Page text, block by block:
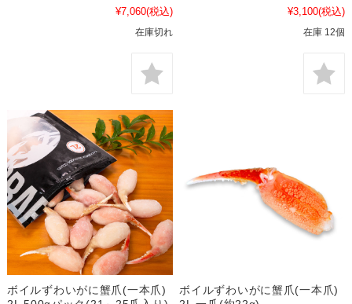
¥7,060(税込)
在庫切れ
¥3,100(税込)
在庫 12個
ボイルずわいがに蟹爪(一本爪)
ボイルずわいがに蟹爪(一本爪)